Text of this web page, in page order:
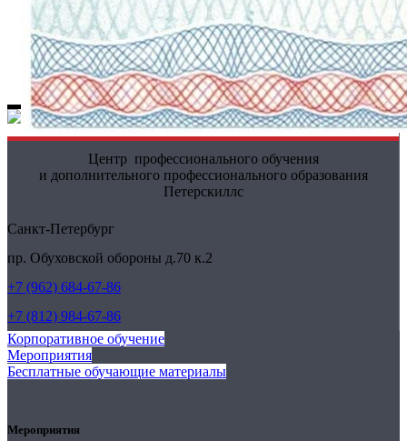
Центр профессионального обучения
и дополнительного профессионального образования
Петерскиллс
Санкт-Петербург
пр. Обуховской обороны д.70 к.2
+7 (962) 684-67-86
+7 (812) 984-67-86
Корпоративное обучение
Мероприятия
Бесплатные обучающие материалы
Мероприятия